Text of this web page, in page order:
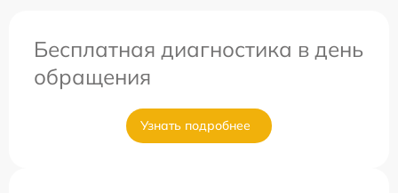
Бесплатная диагностика в день
обращения
Узнать подробнее